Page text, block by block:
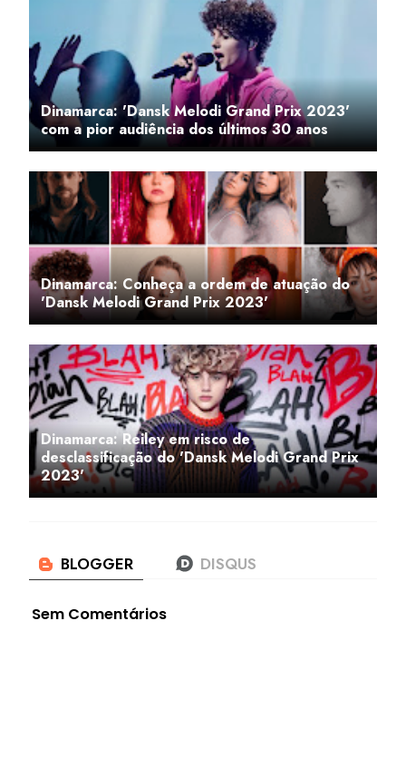
Dinamarca: 'Dansk Melodi Grand Prix 2023'
com a pior audiência dos últimos 30 anos
Dinamarca: Conheça a ordem de atuação do
'Dansk Melodi Grand Prix 2023'
Dinamarca: Reiley em risco de
desclassificação do 'Dansk Melodi Grand Prix
2023'
Sem Comentários